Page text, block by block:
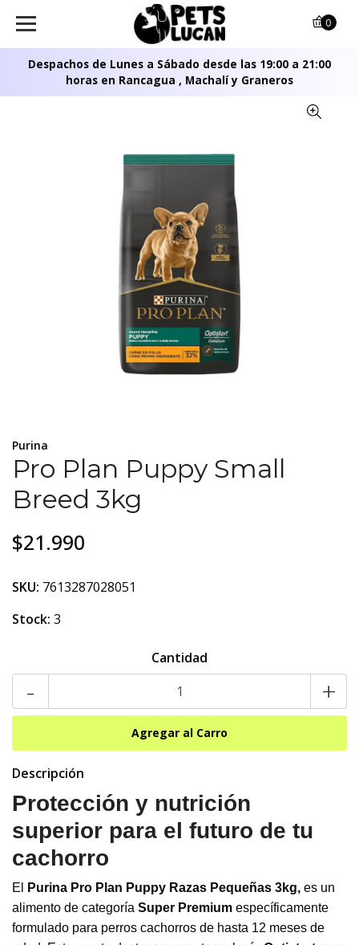
Despachos de Lunes a Sábado desde las 19:00 a 21:00
horas en Rancagua , Machalí y Graneros
0
Purina
Pro Plan Puppy Small
Breed 3kg
$21.990
SKU: 7613287028051
Stock: 3
Cantidad
- +
Descripción
Protección y nutrición
superior para el futuro de tu
cachorro
El Purina Pro Plan Puppy Razas Pequeñas 3kg, es un
alimento de categoría Super Premium específicamente
formulado para perros cachorros de hasta 12 meses de